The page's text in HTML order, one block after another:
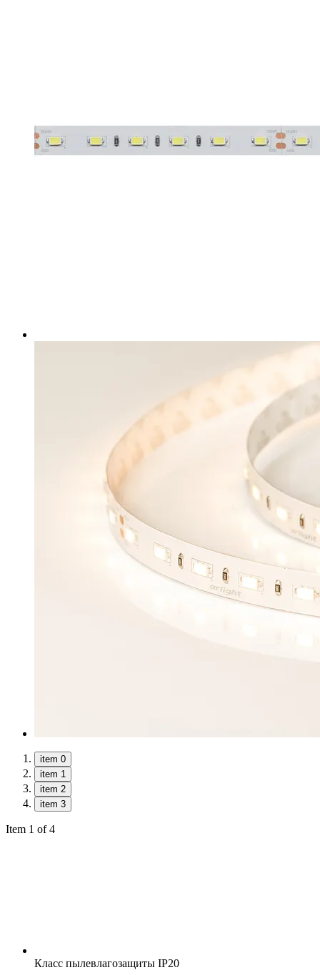
item 0
item 1
item 2
item 3
Item 1 of 4
Класс пылевлагозащиты IP20